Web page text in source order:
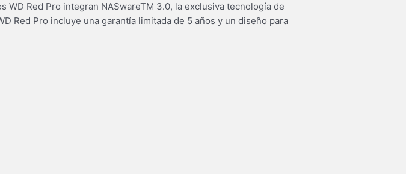
Red Pro integran NASwareTM 3.0, la exclusiva tecnología de
Red Pro incluye una garantía limitada de 5 años y un diseño para